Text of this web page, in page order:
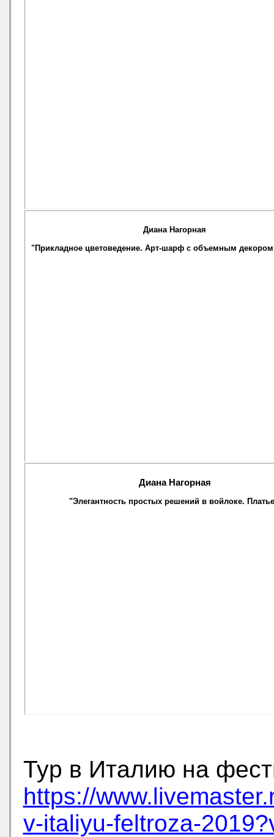
Диана Нагорная
"Прикладное цветоведение. Арт-шарф с объемным декором
Диана Нагорная
"Элегантность простых решений в войлоке.
Тур в Италию на
https://
v-italiyu-feltroza-